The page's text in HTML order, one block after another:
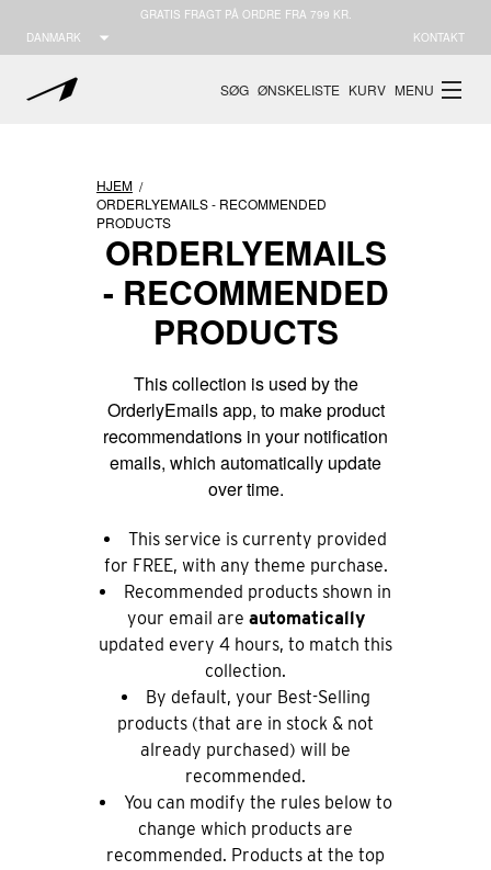
DANMARK
GRATIS FRAGT PÅ ORDRE FRA 799 KR.
KONTAKT
SØG ØNSKELISTE KURV MENU
HJEM /
ORDERLYEMAILS - RECOMMENDED
PRODUCTS
ORDERLYEMAILS
- RECOMMENDED
PRODUCTS
This collection is used by the
OrderlyEmails app, to make product
recommendations in your notification
emails, which automatically update
over time.
This service is currenty provided
for FREE, with any theme purchase.
Recommended products shown in
your email are automatically
updated every 4 hours, to match this
collection.
By default, your Best-Selling
products (that are in stock & not
already purchased) will be
recommended.
You can modify the rules below to
change which products are
recommended. Products at the top
ESSENCE RAVEN-X CITY-FREE
M47 W36 W37 W38
Læder